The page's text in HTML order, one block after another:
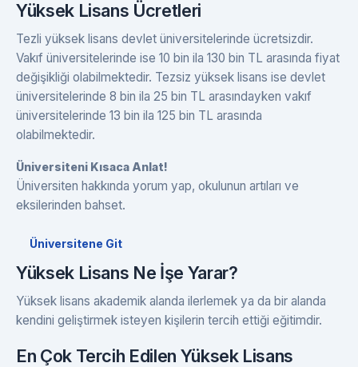
Yüksek Lisans Ücretleri
Tezli yüksek lisans devlet üniversitelerinde ücretsizdir.
Vakıf üniversitelerinde ise 10 bin ila 130 bin TL arasında fiyat
değişikliği olabilmektedir. Tezsiz yüksek lisans ise devlet
üniversitelerinde 8 bin ila 25 bin TL arasındayken vakıf
üniversitelerinde 13 bin ila 125 bin TL arasında
olabilmektedir.
Üniversiteni Kısaca Anlat!
Üniversiten hakkında yorum yap, okulunun artıları ve
eksilerinden bahset.
Üniversitene Git
Yüksek Lisans Ne İşe Yarar?
Yüksek lisans akademik alanda ilerlemek ya da bir alanda
kendini geliştirmek isteyen kişilerin tercih ettiği eğitimdir.
En Çok Tercih Edilen Yüksek Lisans